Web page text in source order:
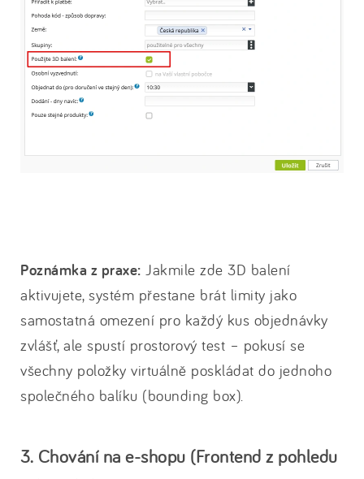
Poznámka z praxe: Jakmile zde 3D balení
aktivujete, systém přestane brát limity jako
samostatná omezení pro každý kus objednávky
zvlášť, ale spustí prostorový test – pokusí se
všechny položky virtuálně poskládat do jednoho
společného balíku (bounding box).
3. Chování na e-shopu (Frontend z pohledu